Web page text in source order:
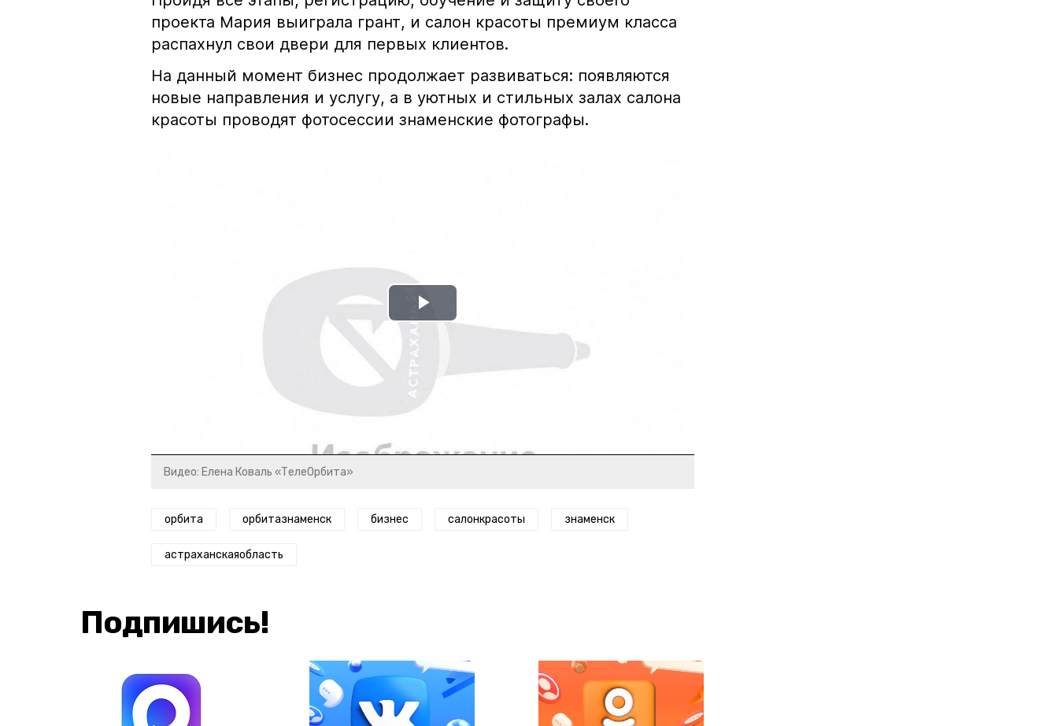
проекта Мария выиграла грант, и салон красоты премиум класса
распахнул свои двери для первых клиентов.
На данный момент бизнес продолжает развиваться: появляются
новые направления и услугу, а в уютных и стильных залах салона
красоты проводят фотосессии знаменские фотографы.
Play
Видео: Елена Коваль «ТелеОрбита»
орбита орбитазнаменск бизнес салонкрасоты знаменск
астраханскаяобласть
Подпишись!